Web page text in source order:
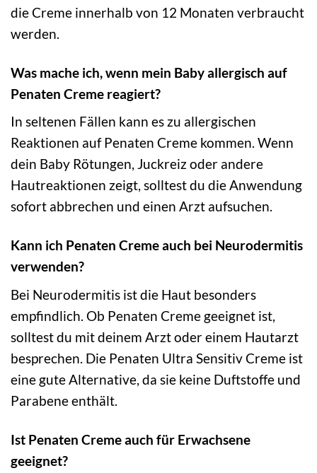
die Creme innerhalb von 12 Monaten verbraucht
werden.
Was mache ich, wenn mein Baby allergisch auf
Penaten Creme reagiert?
In seltenen Fällen kann es zu allergischen
Reaktionen auf Penaten Creme kommen. Wenn
dein Baby Rötungen, Juckreiz oder andere
Hautreaktionen zeigt, solltest du die Anwendung
sofort abbrechen und einen Arzt aufsuchen.
Kann ich Penaten Creme auch bei Neurodermitis
verwenden?
Bei Neurodermitis ist die Haut besonders
empfindlich. Ob Penaten Creme geeignet ist,
solltest du mit deinem Arzt oder einem Hautarzt
besprechen. Die Penaten Ultra Sensitiv Creme ist
eine gute Alternative, da sie keine Duftstoffe und
Parabene enthält.
Ist Penaten Creme auch für Erwachsene
geeignet?